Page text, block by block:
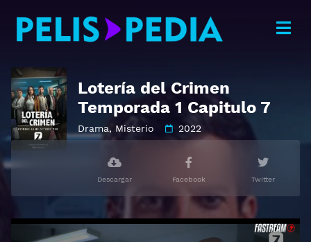
Lotería del Crimen
Temporada 1 Capitulo 7
Drama, Misterio 2022
Descargar Facebook Twitter